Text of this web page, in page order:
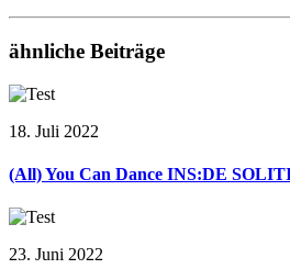
ähnliche Beiträge
18. Juli 2022
(All) You Can Dance INS:DE
23. Juni 2022